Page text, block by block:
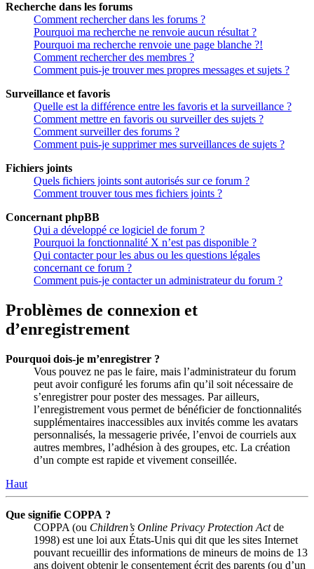
Recherche dans les forums
Comment rechercher dans les forums ?
Pourquoi ma recherche ne renvoie aucun résultat ?
Pourquoi ma recherche renvoie une page blanche ?!
Comment rechercher des membres ?
Comment puis-je trouver mes propres messages et sujets ?
Surveillance et favoris
Quelle est la différence entre les favoris et la surveillance ?
Comment mettre en favoris ou surveiller des sujets ?
Comment surveiller des forums ?
Comment puis-je supprimer mes surveillances de sujets ?
Fichiers joints
Quels fichiers joints sont autorisés sur ce forum ?
Comment trouver tous mes fichiers joints ?
Concernant phpBB
Qui a développé ce logiciel de forum ?
Pourquoi la fonctionnalité X n’est pas disponible ?
Qui contacter pour les abus ou les questions légales
concernant ce forum ?
Comment puis-je contacter un administrateur du forum ?
Problèmes de connexion et
d’enregistrement
Pourquoi dois-je m’enregistrer ?
Vous pouvez ne pas le faire, mais l’administrateur du forum
peut avoir configuré les forums afin qu’il soit nécessaire de
s’enregistrer pour poster des messages. Par ailleurs,
l’enregistrement vous permet de bénéficier de fonctionnalités
supplémentaires inaccessibles aux invités comme les avatars
personnalisés, la messagerie privée, l’envoi de courriels aux
autres membres, l’adhésion à des groupes, etc. La création
d’un compte est rapide et vivement conseillée.
Haut
Que signifie COPPA ?
COPPA (ou Children’s Online Privacy Protection Actde
1998) est une loi aux États-Unis qui dit que les sites Internet
pouvant recueillir des informations de mineurs de moins de 13
ans doivent obtenir le consentement écrit des parents (ou d’un